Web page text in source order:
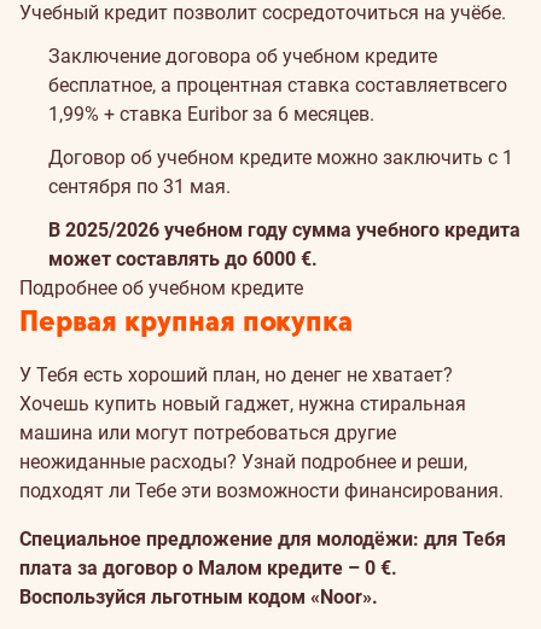
Учебный кредит позволит сосредоточиться на учёбе.
Заключение договора об учебном кредите
бесплатное, а процентная ставка составляетвсего
1,99% + ставка Euribor за 6 месяцев.
Договор об учебном кредите можно заключить с 1
сентября по 31 мая.
В 2025/2026 учебном году сумма учебного кредита
может составлять до 6000 €.
Подробнее об учебном кредите
Первая крупная покупка
У Тебя есть хороший план, но денег не хватает?
Хочешь купить новый гаджет, нужна стиральная
машина или могут потребоваться другие
неожиданные расходы? Узнай подробнее и реши,
подходят ли Тебе эти возможности финансирования.
Специальное предложение для молодёжи: для Тебя
плата за договор о Малом кредите – 0 €.
Воспользуйся льготным кодом «Noor».